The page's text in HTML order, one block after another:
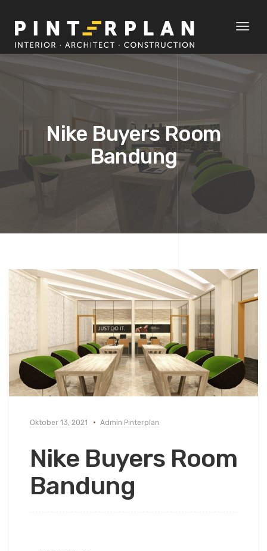
Toggle
Nike Buyers Room
Bandung
Oktober 13, 2021 Admin Pinterplan
Nike Buyers Room
Bandung